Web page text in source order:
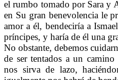
el rumbo tomado por Sara y
en Su gran benevolencia le
amor a él, bendeciría a
príncipes, y haría de él una
No obstante, debemos
de ser tentados a un
nos sirva de lazo,